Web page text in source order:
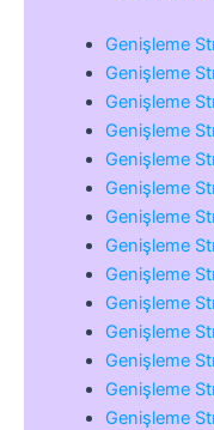
Genişleme
Genişleme
Genişleme
Genişleme
Genişleme
Genişleme
Genişleme
Genişleme
Genişleme
Genişleme
Genişleme
Genişleme
Genişleme
Genişleme